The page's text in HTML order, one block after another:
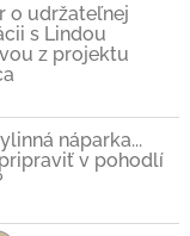
o udržateľnej
s Lindou
z projektu
náparka...
v pohodlí